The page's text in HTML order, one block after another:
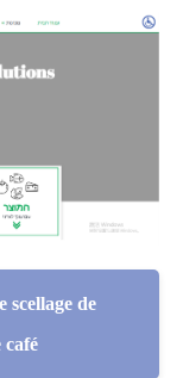
scellage de
café